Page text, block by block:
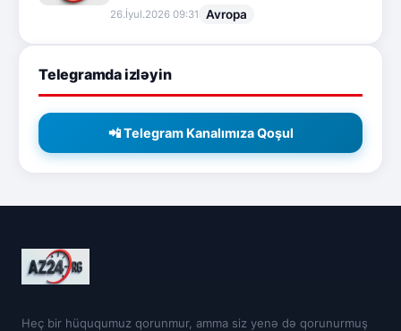
26.İyul.2026 09:31 Avropa
Telegramda izləyin
📲 Telegram Kanalımıza Qoşul
Heç bir hüququmuz qorunmur, amma siz yenə də qorunurmuş